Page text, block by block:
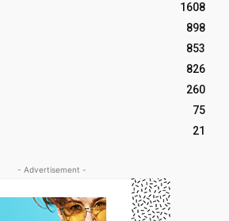
1608
898
853
826
260
75
21
- Advertisement -